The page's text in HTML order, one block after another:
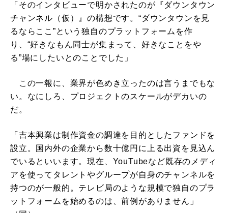
「そのインタビューで明かされたのが『ダウンタウン
チャンネル（仮）』の構想です。“ダウンタウンを見
るならここ”という独自のプラットフォームを作
り、“好きなもん同士が集まって、好きなことをや
る”場にしたいとのことでした」
この一報に、業界が色めき立ったのは言うまでもな
い。なにしろ、プロジェクトのスケールがデカいの
だ。
「吉本興業は制作資金の調達を目的としたファンドを
設立。国内外の企業から数十億円に上る出資を見込ん
でいるといいます。現在、YouTubeなど既存のメディ
アを使ってタレントやグループが自身のチャンネルを
持つのが一般的。テレビ局のような規模で独自のプラ
ットフォームを始めるのは、前例がありません」